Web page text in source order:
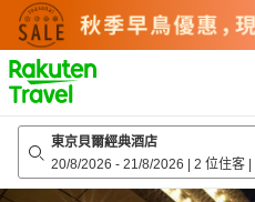
to
top
page
東京貝爾經典酒店
20/8/2026 - 21/8/2026 | 2 位住客 |